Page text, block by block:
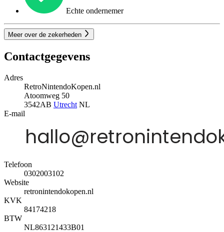
Echte ondernemer
Meer over de zekerheden
Contactgegevens
Adres
RetroNintendoKopen.nl
Atoomweg 50
3542AB Utrecht NL
E-mail
Telefoon
0302003102
Website
retronintendokopen.nl
KVK
84174218
BTW
NL863121433B01